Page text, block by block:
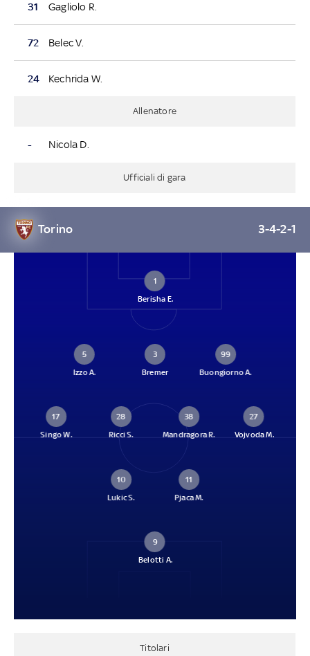
31 Gagliolo R.
72 Belec V.
24 Kechrida W.
Allenatore
- Nicola D.
Ufficiali di gara
Torino 3-4-2-1
1
Berisha E.
5
Izzo A.
3
Bremer
99
Buongiorno A.
17
Singo W.
28
Ricci S.
38
Mandragora R.
27
Vojvoda M.
11
Pjaca M.
10
Lukic S.
9
Belotti A.
Titolari